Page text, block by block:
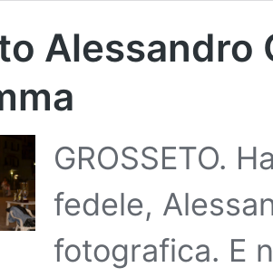
GROSSETO.
fedele,
fotografica. E